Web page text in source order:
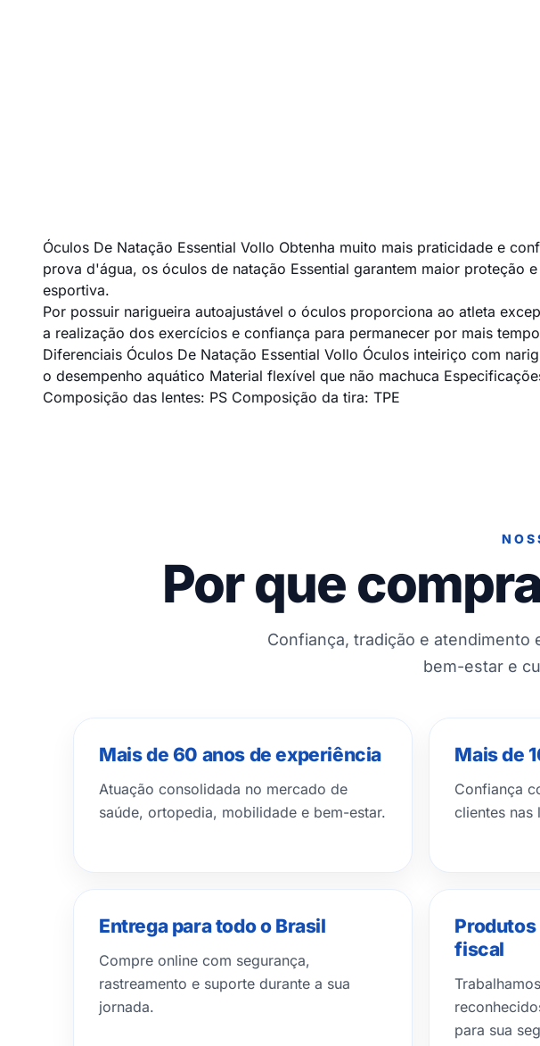
Óculos De Natação Essential Vollo Obtenha muito mais praticidade e
prova d'água, os óculos de natação Essential garantem maior proteção
esportiva.
Por possuir narigueira autoajustável o óculos proporciona ao atleta
a realização dos exercícios e confiança para permanecer por mais
Diferenciais Óculos De Natação Essential Vollo Óculos inteiriço com
o desempenho aquático Material flexível que não machuca
Composição das lentes: PS Composição da tira: TPE
Por que
Confiança, tradição e atendimento
bem-estar e
Mais de 60 anos de experiência
Atuação consolidada no mercado de
saúde, ortopedia, mobilidade e bem-estar.
Mais de
Confiança
clientes nas
Entrega para todo o Brasil
Compre online com segurança,
rastreamento e suporte durante a sua
jornada.
fiscal
para sua